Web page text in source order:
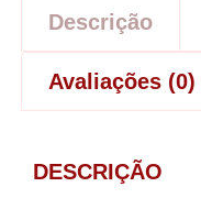
Descrição
Avaliações (0)
DESCRIÇÃO